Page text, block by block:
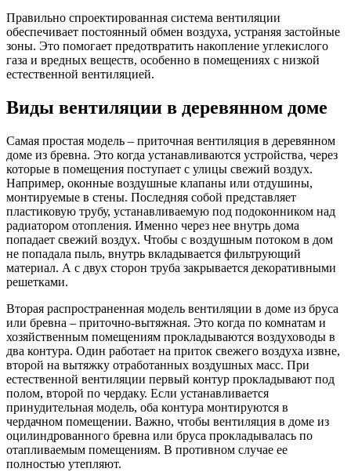
Правильно спроектированная система вентиляции
обеспечивает постоянный обмен воздуха, устраняя застойные
зоны. Это помогает предотвратить накопление углекислого
газа и вредных веществ, особенно в помещениях с низкой
естественной вентиляцией.
Виды вентиляции в деревянном доме
Самая простая модель – приточная вентиляция в деревянном
доме из бревна. Это когда устанавливаются устройства, через
которые в помещения поступает с улицы свежий воздух.
Например, оконные воздушные клапаны или отдушины,
монтируемые в стены. Последняя собой представляет
пластиковую трубу, устанавливаемую под подоконником над
радиатором отопления. Именно через нее внутрь дома
попадает свежий воздух. Чтобы с воздушным потоком в дом
не попадала пыль, внутрь вкладывается фильтрующий
материал. А с двух сторон труба закрывается декоративными
решетками.
Вторая распространенная модель вентиляции в доме из бруса
или бревна – приточно-вытяжная. Это когда по комнатам и
хозяйственным помещениям прокладываются воздуховоды в
два контура. Один работает на приток свежего воздуха извне,
второй на вытяжку отработанных воздушных масс. При
естественной вентиляции первый контур прокладывают под
полом, второй по чердаку. Если устанавливается
принудительная модель, оба контура монтируются в
чердачном помещении. Важно, чтобы вентиляция в доме из
оцилиндрованного бревна или бруса прокладывалась по
отапливаемым помещениям. В противном случае ее
полностью утепляют.